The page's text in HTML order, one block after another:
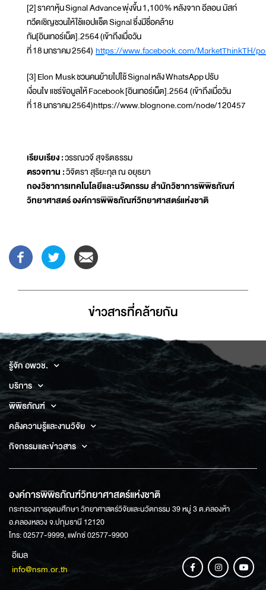
[2] ราคาหุ้น Signal Advance พุ่งขึ้น 1,100% หลังจาก อีลอน มัสก์
ทวีตเชิญชวนให้ใช้แอปแช็ต Signal ซึ่งมีชื่อคล้าย
กัน[อินเทอร์เน็ต].2564 (เข้าถึงเมื่อวัน
ที่ 18 มกราคม 2564) https://www.facebook.com/MarketThinkTH/
[3] Elon Musk ชวนคนย้ายไปใช้ Signal หลัง WhatsApp ปรับ
เงื่อนไข แชร์ข้อมูลให้ Facebook [อินเทอร์เน็ต].2564 (เข้าถึงเมื่อวัน
ที่ 18 มกราคม 2564)https://www.blognone.com/node/120457
เรียบเรียง :วรรณวจี สุจริตธรรม
ตรวจทาน :วิจิตรา สุริยะกุล ณ อยุธยา
กองวิชาการเทคโนโลยีและนวัตกรรม สำนักวิชาการพิพิธภัณฑ์
วิทยาศาสตร์ องค์การพิพิธภัณฑ์วิทยาศาสตร์แห่งชาติ
ข่าวสารที่่คล้ายกัน
รู้จัก อพวช.
บริการ
พิพิธภัณฑ์
คลังความรู้และงานวิจัย
กิจกรรมและข่าวสาร
องค์การพิพิธภัณฑ์วิทยาศาสตร์แห่งชาติ
กระทรวงการอุดมศึกษา วิทยาศาสตร์วิจัยและนวัตกรรม 39 หมู่ 3 ต.คลองห้า
อ.คลองหลวง จ.ปทุมธานี 12120
โทร: 02577-9999, แฟกซ์ 02577-9900
อีเมล
info@nsm.or.th